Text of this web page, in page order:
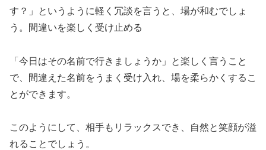
す？」というように軽く冗談を言うと、場が和むでしょ
う。間違いを楽しく受け止める
「今日はその名前で行きましょうか」と楽しく言うこと
で、間違えた名前をうまく受け入れ、場を柔らかくするこ
とができます。
このようにして、相手もリラックスでき、自然と笑顔が溢
れることでしょう。